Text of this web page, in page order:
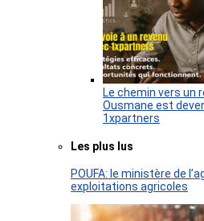
Le chemin vers un
Ousmane est
1xpartners
Les plus lus
POUFA: le ministère de
exploitations agricoles